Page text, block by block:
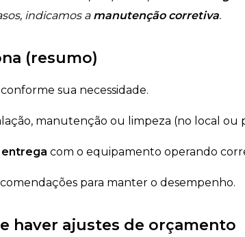
indicamos a manutenção corretiva.
(resumo)
conforme sua necessidade.
manutenção ou limpeza (no local
com o equipamento operando
para manter o desempenho.
haver ajustes de orçamento